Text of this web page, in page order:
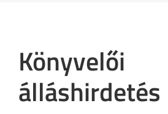
Könyvelői
álláshirdetés